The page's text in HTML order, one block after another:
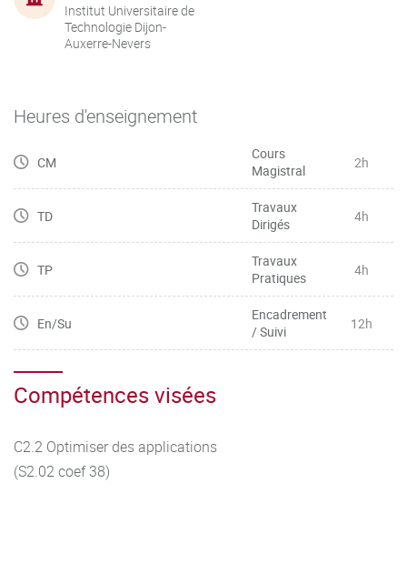
Institut Universitaire de
Technologie Dijon-
Auxerre-Nevers
Heures d'enseignement
CM
Cours
Magistral
2h
TD
Travaux
Dirigés
4h
TP
Travaux
Pratiques
4h
En/Su
Encadrement
/ Suivi
12h
Compétences visées
C2.2 Optimiser des applications
(S2.02 coef 38)